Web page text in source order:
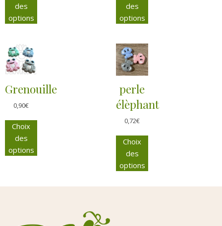
des
options
des
options
Grenouille
0,90€
Choix
des
options
perle
élèphant
0,72€
Choix
des
options